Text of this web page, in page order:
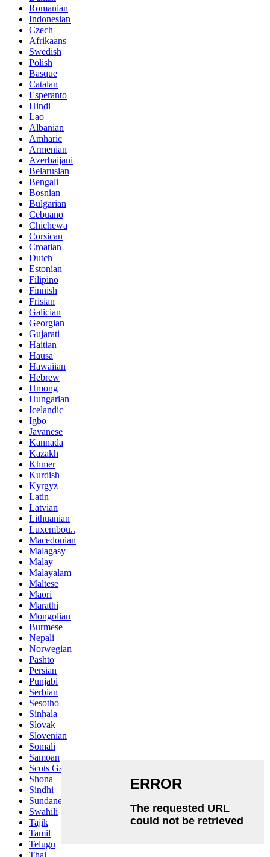
Romanian
Indonesian
Czech
Afrikaans
Swedish
Polish
Basque
Catalan
Esperanto
Hindi
Lao
Albanian
Amharic
Armenian
Azerbaijani
Belarusian
Bengali
Bosnian
Bulgarian
Cebuano
Chichewa
Corsican
Croatian
Dutch
Estonian
Filipino
Finnish
Frisian
Galician
Georgian
Gujarati
Haitian
Hausa
Hawaiian
Hebrew
Hmong
Hungarian
Icelandic
Igbo
Javanese
Kannada
Kazakh
Khmer
Kurdish
Kyrgyz
Latin
Latvian
Lithuanian
Luxembou..
Macedonian
Malagasy
Malay
Malayalam
Maltese
Maori
Marathi
Mongolian
Burmese
Nepali
Norwegian
Pashto
Persian
Punjabi
Serbian
Sesotho
Sinhala
Slovak
Slovenian
Somali
Samoan
Scots Gaelic
Shona
Sindhi
Sundanese
Swahili
Tajik
Tamil
Telugu